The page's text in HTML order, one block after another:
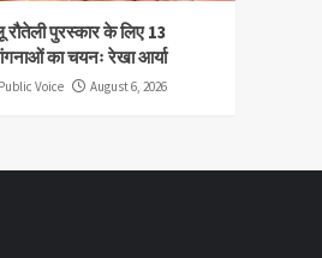
रौतेली पुरस्कार के लिए 13
का चयनः रेखा आर्या
Public Voice August 6, 2026